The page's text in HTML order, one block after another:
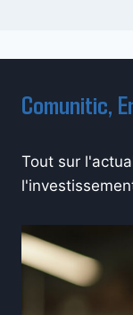
Comunitic,
Tout sur